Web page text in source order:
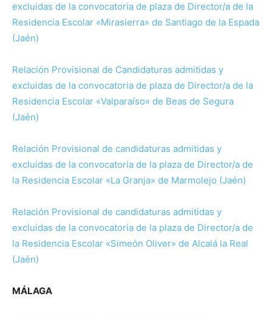
excluidas de la convocatoria de plaza de Director/a de la
Residencia Escolar «Mirasierra» de Santiago de la Espada
(Jaén)
Relación Provisional de Candidaturas admitidas y
excluidas de la convocatoria de plaza de Director/a de la
Residencia Escolar «Valparaíso» de Beas de Segura
(Jaén)
Relación Provisional de candidaturas admitidas y
excluidas de la convocatoria de la plaza de Director/a de
la Residencia Escolar «La Granja» de Marmolejo (Jaén)
Relación Provisional de candidaturas admitidas y
excluidas de la convocatoria de la plaza de Director/a de
la Residencia Escolar «Simeón Oliver» de Alcalá la Real
(Jaén)
MÁLAGA